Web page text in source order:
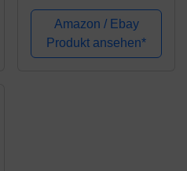
Amazon / Ebay
Produkt ansehen*